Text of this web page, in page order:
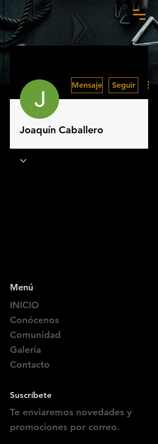
Mensaje Seguir
Joaquín Caballero
Menú
INICIO
Conócenos
Comunidad
Galería
Contacto
Suscríbete
Te enviaremos novedades y
promociones por correo.